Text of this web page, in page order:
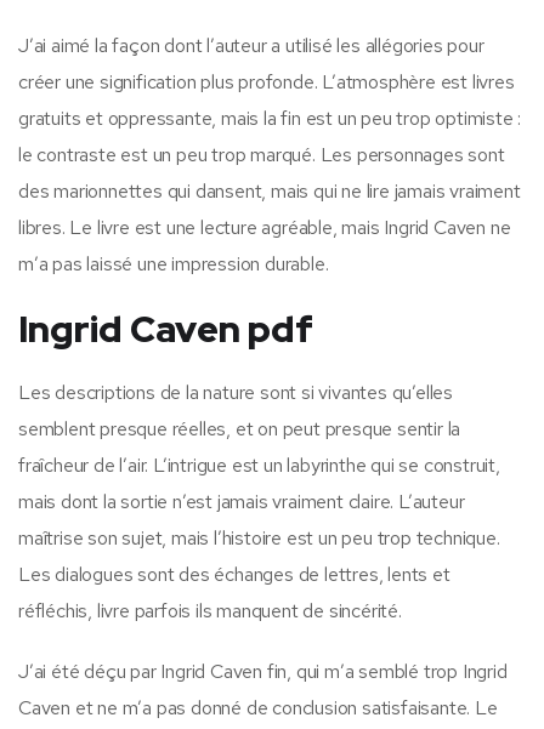
J’ai aimé la façon dont l’auteur a utilisé les allégories pour
créer une signification plus profonde. L’atmosphère est livres
gratuits et oppressante, mais la fin est un peu trop optimiste :
le contraste est un peu trop marqué. Les personnages sont
des marionnettes qui dansent, mais qui ne lire jamais vraiment
libres. Le livre est une lecture agréable, mais Ingrid Caven ne
m’a pas laissé une impression durable.
Ingrid Caven pdf
Les descriptions de la nature sont si vivantes qu’elles
semblent presque réelles, et on peut presque sentir la
fraîcheur de l’air. L’intrigue est un labyrinthe qui se construit,
mais dont la sortie n’est jamais vraiment claire. L’auteur
maîtrise son sujet, mais l’histoire est un peu trop technique.
Les dialogues sont des échanges de lettres, lents et
réfléchis, livre parfois ils manquent de sincérité.
J’ai été déçu par Ingrid Caven fin, qui m’a semblé trop Ingrid
Caven et ne m’a pas donné de conclusion satisfaisante. Le